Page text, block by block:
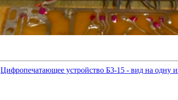
Цифропечатающее устройство Б3-15 - вид на одну